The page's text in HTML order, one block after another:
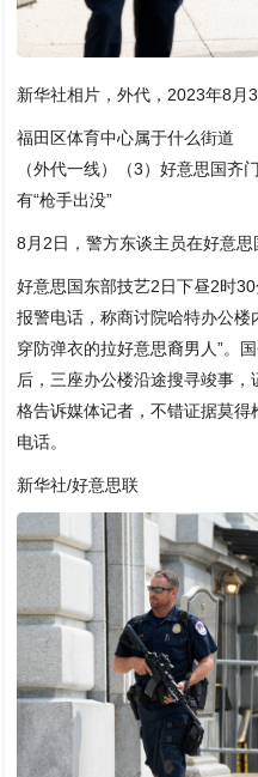
新华社相片，外代，2023年8月
福田区体育中心属于什么街道
（外代一线）（3）好意思国齐
有“枪手出没”
8月2日，警方东谈主员在好意思
好意思国东部技艺2日下昼2时
报警电话，称商讨院哈特办公楼
穿防弹衣的拉好意思裔男人”。
后，三座办公楼沿途搜寻竣事，
格告诉媒体记者，不错证据莫
电话。
新华社/好意思联